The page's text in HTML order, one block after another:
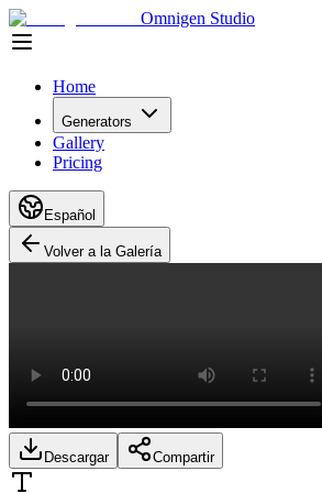
Omnigen Studio
Home
Generators
Gallery
Pricing
Español
Volver a la Galería
Descargar Compartir